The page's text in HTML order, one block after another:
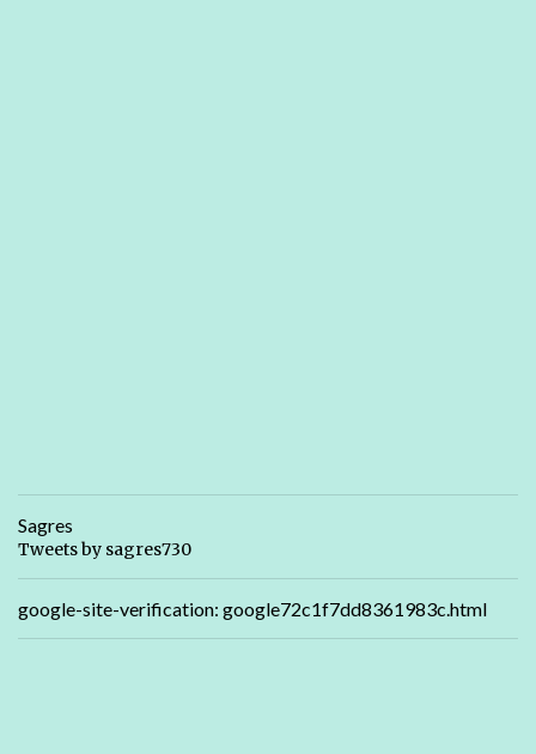
Sagres
Tweets by sagres730
google-site-verification: google72c1f7dd8361983c.html